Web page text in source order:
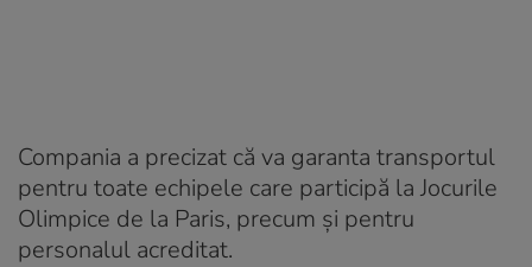
Compania a precizat că va garanta transportul
pentru toate echipele care participă la Jocurile
Olimpice de la Paris, precum şi pentru
personalul acreditat.